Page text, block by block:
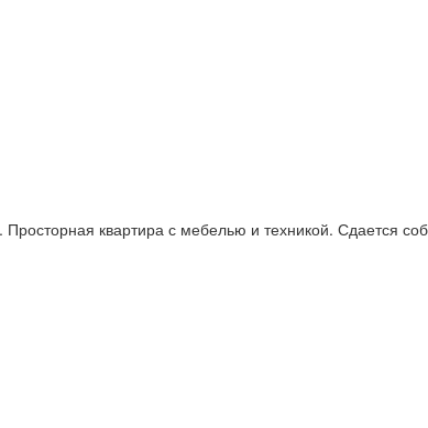
квартира с мебелью и техникой. Сдается